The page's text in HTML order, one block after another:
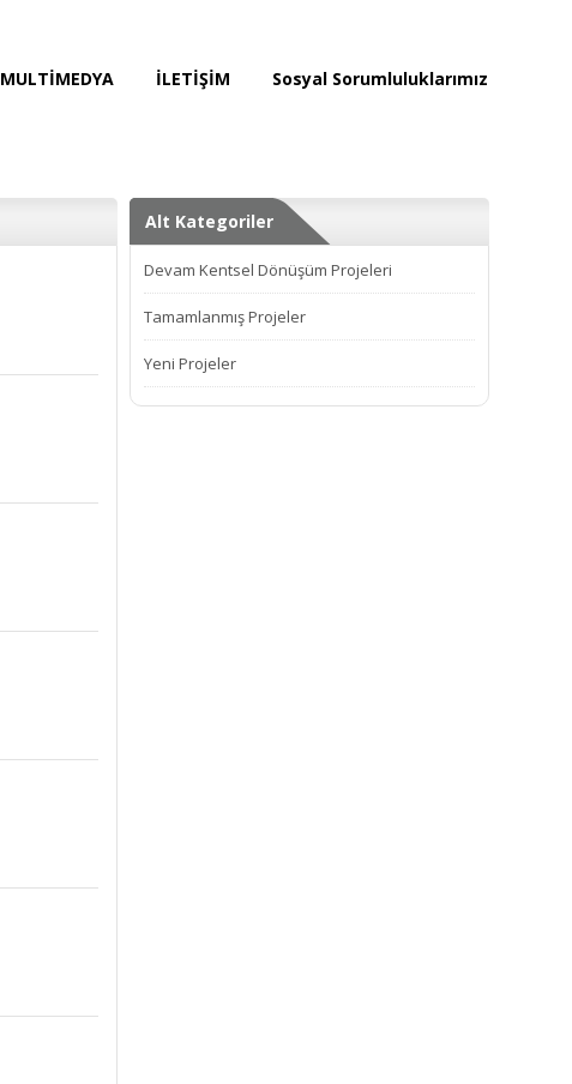
MULTİMEDYA İLETİŞİM Sosyal Sorumluluklarımız
Alt Kategoriler
Devam Kentsel Dönüşüm Projeleri
Tamamlanmış Projeler
Yeni Projeler